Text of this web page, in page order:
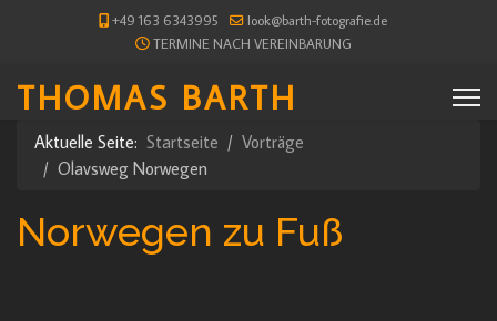
+49 163 6343995
look@barth-fotografie.de
TERMINE NACH VEREINBARUNG
THOMAS BARTH
Aktuelle Seite: Startseite
Vorträge
Olavsweg Norwegen
Norwegen zu Fuß